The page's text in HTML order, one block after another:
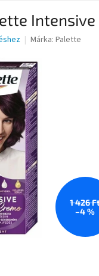
Márka: Palette
1 426
–4 %